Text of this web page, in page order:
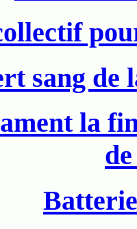
sang de
la